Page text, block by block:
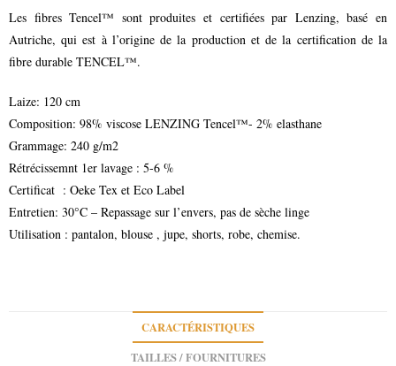
Les fibres Tencel™ sont produites et certifiées par Lenzing, basé en
Autriche, qui est à l’origine de la production et de la certification de la
fibre durable TENCEL™.
Laize: 120 cm
Composition: 98% viscose LENZING Tencel™- 2% elasthane
Grammage: 240 g/m2
Rétrécissemnt 1er lavage : 5-6 %
Certificat : Oeke Tex et Eco Label
Entretien: 30°C – Repassage sur l’envers, pas de sèche linge
Utilisation : pantalon, blouse , jupe, shorts, robe, chemise.
CARACTÉRISTIQUES
TAILLES / FOURNITURES